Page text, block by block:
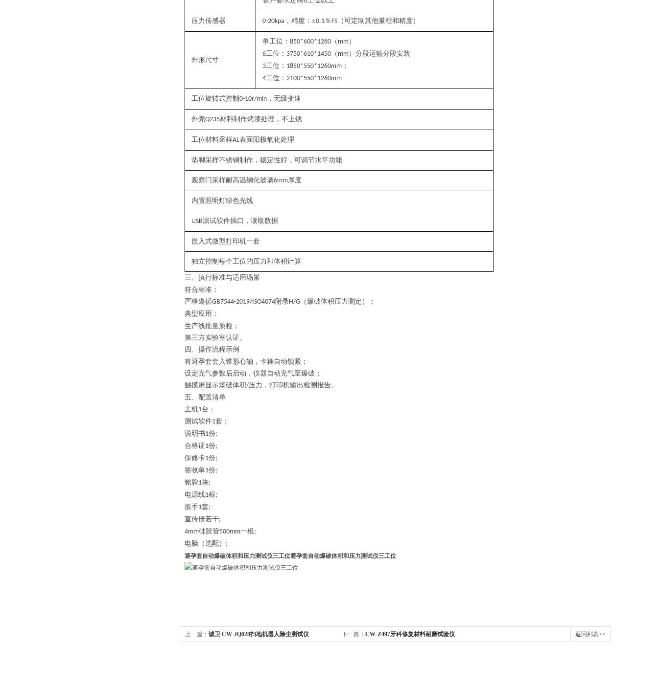
压力传感器 0-20kpa ，精度：±0.1％ FS （可定制其他量程和精度）
外形尺寸
单工位： 850*600*1280 （ mm）
6工位： 3750*610*1450 （ mm）分段运输分段安装
3工位： 1850*550*1260mm ；
4工位： 2100*550*1260mm
工位旋转式控制 0-10r/min ，无级变速
外壳Q235材料制作烤漆处理，不上锈
工位材料采样AL表面阳极氧化处理
垫脚采样不锈钢制作，稳定性好，可调节水平功能
观察门采样耐高温钢化玻璃6mm厚度
内置照明灯绿色光线
USB测试软件插口，读取数据
嵌入式微型打印机一套
独立控制每个工位的压力和体积计算
三、 执行标准与适用场景
符合标准：
严格遵循‌GB7544-2019/ISO4074‌附录H/G （爆破体积压力测定）；
典型应用 ：
生产线批量质检；
第三方实验室认证。
四、操作流程示例
将避孕套套入锥形心轴，卡箍自动锁紧；
设定充气参数后启动，仪器自动充气至爆破；
触摸屏显示爆破体积/压力，打印机输出检测报告。
五、配置清单
主机1台；
测试软件1套；
说明书1份;
合格证1份;
保修卡1份;
签收单1份;
铭牌1块;
电源线1根;
扳手1套;
宣传册若干;
4mm硅胶管500mm一根;
电脑（选配） ;
避孕套自动爆破体积和压力测试仪三工位避孕套自动爆破体积和压力测试仪三工位
上一篇： 诚卫 CW-JQ028扫地机器人除尘测试仪 下一篇： CW-Z497牙科修复材料耐磨试验仪 返回列表>>